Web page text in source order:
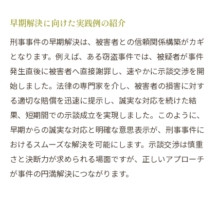
早期解決に向けた実践例の紹介
刑事事件の早期解決は、被害者との信頼関係構築がカギ
となります。例えば、ある窃盗事件では、被疑者が事件
発生直後に被害者へ直接謝罪し、速やかに示談交渉を開
始しました。法律の専門家を介し、被害者の損害に対す
る適切な賠償を迅速に提示し、誠実な対応を続けた結
果、短期間での示談成立を実現しました。このように、
早期からの誠実な対応と明確な意思表示が、刑事事件に
おけるスムーズな解決を可能にします。示談交渉は慎重
さと決断力が求められる場面ですが、正しいアプローチ
が事件の円満解決につながります。